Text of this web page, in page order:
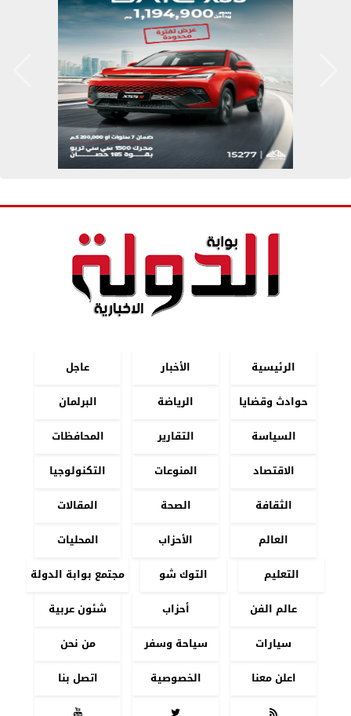
الرئيسية الأخبار
عاجل
حوادث وقضايا
الرياضة
البرلمان
السياسة
التقارير
المحافظات
الاقتصاد
المنوعات
التكنولوجيا
الثقافة
الصحة
المقالات
العالم
الأحزاب
المحليات
التعليم
التوك شو
مجتمع بوابة الدولة
عالم الفن
أحزاب
شئون عربية
سيارات
سياحة وسفر
من نحن
اعلن معنا
الخصوصية
اتصل بنا